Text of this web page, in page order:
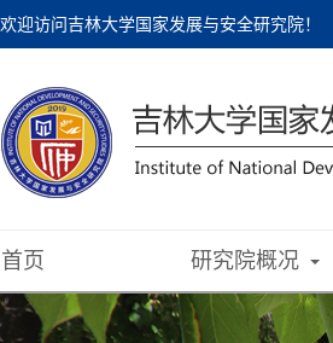
欢迎访问吉林大学国家发展与安全研究院！
首页 研究院概况